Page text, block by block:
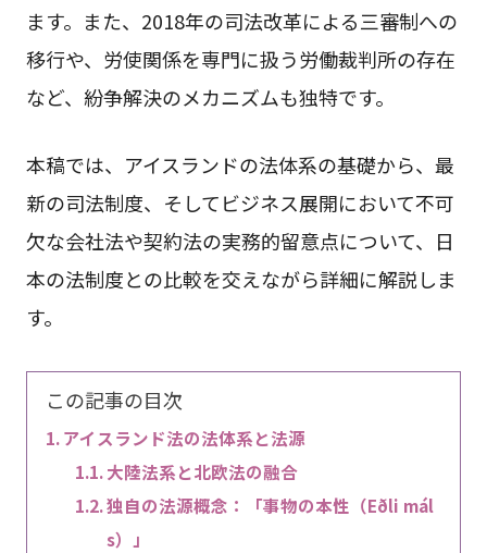
ます。また、2018年の司法改革による三審制への
移行や、労使関係を専門に扱う労働裁判所の存在
など、紛争解決のメカニズムも独特です。
本稿では、アイスランドの法体系の基礎から、最
新の司法制度、そしてビジネス展開において不可
欠な会社法や契約法の実務的留意点について、日
本の法制度との比較を交えながら詳細に解説しま
す。
この記事の目次
アイスランド法の法体系と法源
大陸法系と北欧法の融合
独自の法源概念：「事物の本性（Eðli mál
s）」